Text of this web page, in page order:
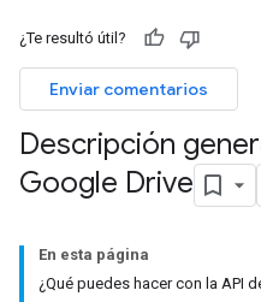
¿Te resultó útil?
Enviar comentarios
Descripción
Google Drive
En esta página
¿Qué puedes hacer con la API